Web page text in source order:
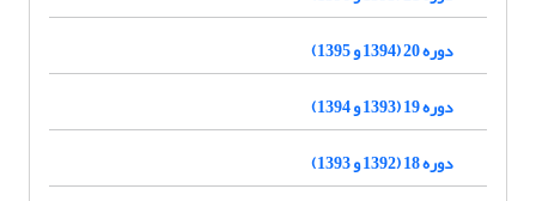
دوره 20 (1394 و 1395)
دوره 19 (1393 و 1394)
دوره 18 (1392 و 1393)